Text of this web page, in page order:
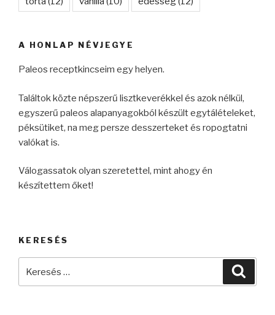
A HONLAP NÉVJEGYE
Paleos receptkincseim egy helyen.
Találtok közte népszerű lisztkeverékkel és azok nélkül,
egyszerű paleos alapanyagokból készült egytálételeket,
péksütiket, na meg persze desszerteket és ropogtatni
valókat is.
Válogassatok olyan szeretettel, mint ahogy én
készítettem őket!
KERESÉS